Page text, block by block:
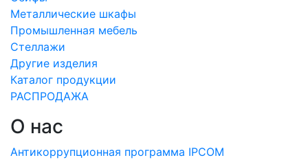
Металлические шкафы
Промышленная мебель
Стеллажи
Другие изделия
Каталог продукции
РАСПРОДАЖА
О нас
Антикоррупционная программа IPCOM